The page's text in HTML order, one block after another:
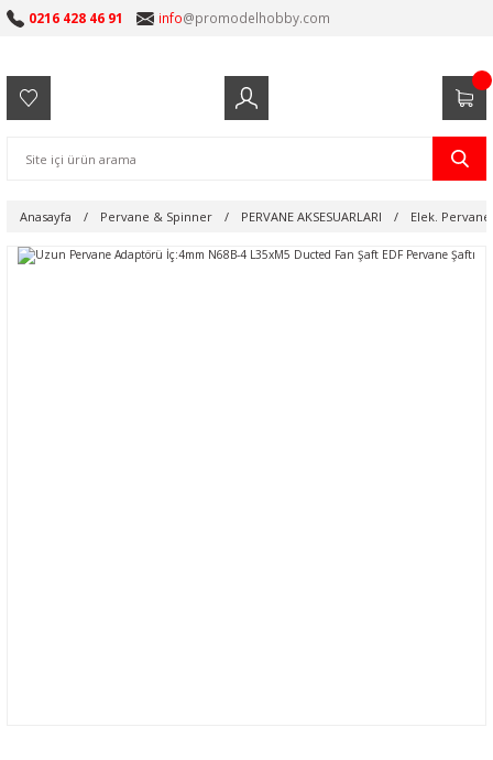
0216 428 46 91 info@promodelhobby.com
Anasayfa Pervane & Spinner PERVANE AKSESUARLARI Elek.